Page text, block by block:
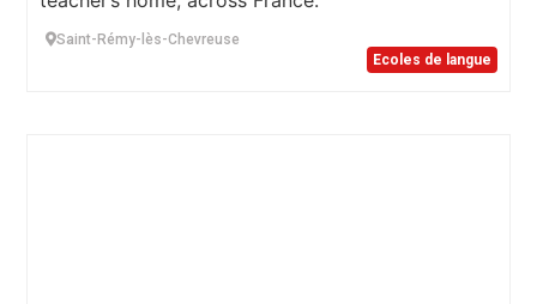
Saint-Rémy-lès-Chevreuse
Ecoles de langue